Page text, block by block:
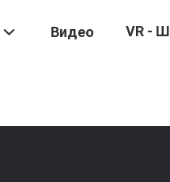
Видео VR -